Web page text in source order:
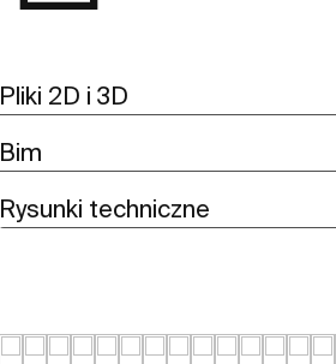
Pliki 2D i 3D
Bim
Rysunki techniczne